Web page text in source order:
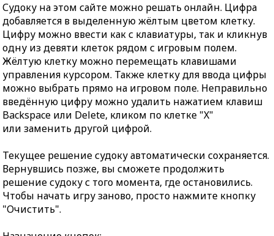
Судоку на этом сайте можно решать онлайн. Цифра
добавляется в выделенную жёлтым цветом клетку.
Цифру можно ввести как с клавиатуры, так и кликнув
одну из девяти клеток рядом с игровым полем.
Жёлтую клетку можно перемещать клавишами
управления курсором. Также клетку для ввода цифры
можно выбрать прямо на игровом поле. Неправильно
введённую цифру можно удалить нажатием клавиш
Backspace или Delete, кликом по клетке "X"
или заменить другой цифрой.
Текущее решение судоку автоматически сохраняется.
Вернувшись позже, вы сможете продолжить
решение судоку с того момента, где остановились.
Чтобы начать игру заново, просто нажмите кнопку
"Очистить".